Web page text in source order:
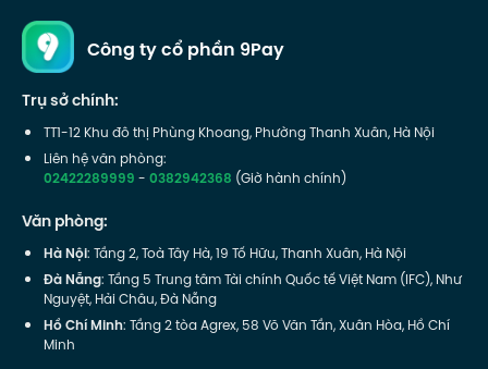
Công ty cổ phần 9Pay
Trụ sở chính:
TT1-12 Khu đô thị Phùng Khoang, Phường Thanh Xuân, Hà Nội
Liên hệ văn phòng:
02422289999-0382942368 (Giờ hành chính)
Văn phòng:
Hà Nội: Tầng 2, Toà Tây Hà, 19 Tố Hữu, Thanh Xuân, Hà Nội
Đà Nẵng: Tầng 5 Trung tâm Tài chính Quốc tế Việt Nam (IFC), Như
Nguyệt, Hải Châu, Đà Nẵng
Hồ Chí Minh: Tầng 2 tòa Agrex, 58 Võ Văn Tần, Xuân Hòa, Hồ Chí
Minh